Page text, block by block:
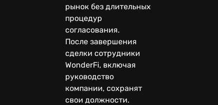
рынок без длительных
процедур
согласования.
После завершения
сделки сотрудники
WonderFi, включая
руководство
компании, сохранят
свои должности.